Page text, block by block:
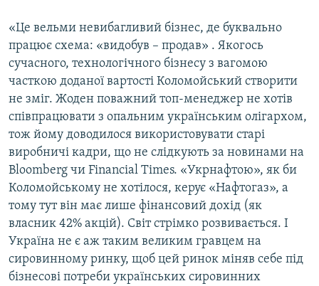
«Це вельми невибагливий бізнес, де буквально
працює схема: «видобув – продав» . Якогось
сучасного, технологічного бізнесу з вагомою
часткою доданої вартості Коломойський створити
не зміг. Жоден поважний топ-менеджер не хотів
співпрацювати з опальним українським олігархом,
тож йому доводилося використовувати старі
виробничі кадри, що не слідкують за новинами на
Bloomberg чи Financial Times. «Укрнафтою», як би
Коломойському не хотілося, керує «Нафтогаз», а
тому тут він має лише фінансовий дохід (як
власник 42% акцій). Світ стрімко розвивається. І
Україна не є аж таким великим гравцем на
сировинному ринку, щоб цей ринок міняв себе під
бізнесові потреби українських сировинних